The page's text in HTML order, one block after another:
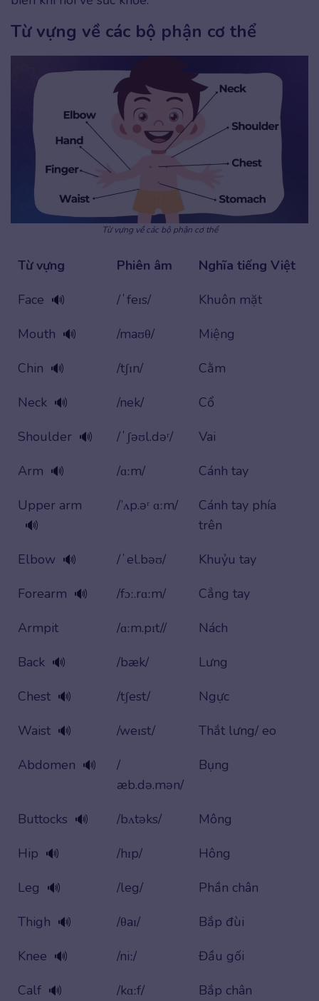
Từ vựng về các bộ phận cơ thể
Từ vựng về các bộ phận cơ thể
Từ vựng Phiên âm
Nghĩa tiếng Việt
Face 🔊 /ˈfeɪs/
Khuôn mặt
Mouth 🔊 /maʊθ/
Miệng
Chin 🔊 /tʃɪn/
Cằm
Neck 🔊 /nek/
Cổ
Shoulder 🔊 /ˈʃəʊl.dəʳ/
Vai
Arm 🔊 /ɑːm/
Cánh tay
Upper arm
🔊
/’ʌp.əʳ ɑːm/
Cánh tay phía
trên
Elbow 🔊 /ˈel.bəʊ/
Khuỷu tay
Forearm 🔊 /fɔː.rɑːm/
Cẳng tay
Armpit
/ɑːm.pɪt//
Nách
Back 🔊 /bæk/
Lưng
Chest 🔊 /tʃest/
Ngực
Waist 🔊 /weɪst/
Thắt lưng/ eo
Abdomen 🔊
/
æb.də.mən/
Bụng
Buttocks 🔊 /bʌtəks/
Mông
Hip 🔊 /hɪp/
Hông
Leg 🔊 /leg/
Phần chân
Thigh 🔊 /θaɪ/
Bắp đùi
Knee 🔊 /niː/
Đầu gối
Calf 🔊 /kɑːf/ Bắp chân